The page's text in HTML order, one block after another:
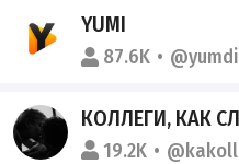
YUMI
87.6K
КОЛЛЕГИ, КАК
19.2K